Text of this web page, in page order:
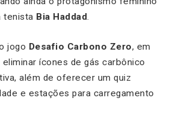
tenista Bia Haddad.
jogo Desafio Carbono Zero, em
ícones de gás carbônico
além de oferecer um quiz
e estações para carregamento